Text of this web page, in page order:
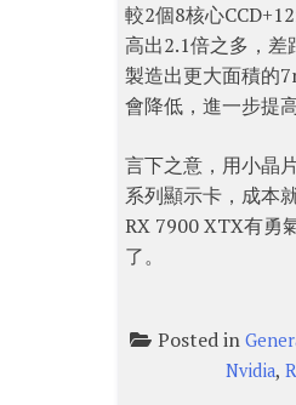
較2個8核心
高出2.1倍之多，差
製造出更大面積的
會降低，進一步提高
言下之意，用小晶
系列顯示卡，成本
RX 7900 XTX有勇
了。
Posted in
Nvidia,